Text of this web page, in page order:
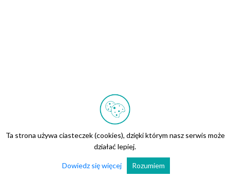
Ta strona używa ciasteczek (cookies), dzięki którym nasz serwis może
działać lepiej.
Dowiedz się więcej Rozumiem